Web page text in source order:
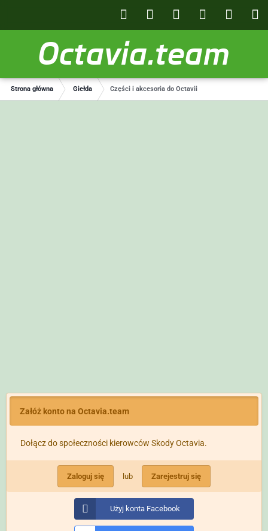
Octavia.team
Strona główna Giełda Części i akcesoria do Octavii
Załóż konto na Octavia.team
Dołącz do społeczności kierowców Skody Octavia.
Zaloguj się lub Zarejestruj się
Użyj konta Facebook